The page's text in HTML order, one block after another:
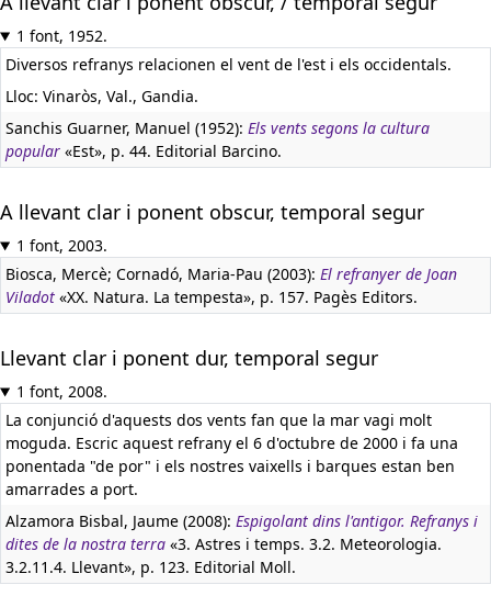
1 font, 1952.
Diversos refranys relacionen el vent de l'est i els occidentals.
Lloc: Vinaròs, Val., Gandia.
Sanchis Guarner, Manuel (1952): Els vents segons la cultura
popular «Est», p. 44. Editorial Barcino.
A llevant clar i ponent obscur, temporal segur
1 font, 2003.
Biosca, Mercè; Cornadó, Maria-Pau (2003): El refranyer de Joan
Viladot «XX. Natura. La tempesta», p. 157. Pagès Editors.
Llevant clar i ponent dur, temporal segur
1 font, 2008.
La conjunció d'aquests dos vents fan que la mar vagi molt
moguda. Escric aquest refrany el 6 d'octubre de 2000 i fa una
ponentada "de por" i els nostres vaixells i barques estan ben
amarrades a port.
Alzamora Bisbal, Jaume (2008): Espigolant dins l'antigor. Refranys i
dites de la nostra terra «3. Astres i temps. 3.2. Meteorologia.
3.2.11.4. Llevant», p. 123. Editorial Moll.